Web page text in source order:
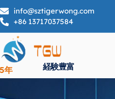
info@sztigerwong.com
+86 13717037584
年 経験豊富